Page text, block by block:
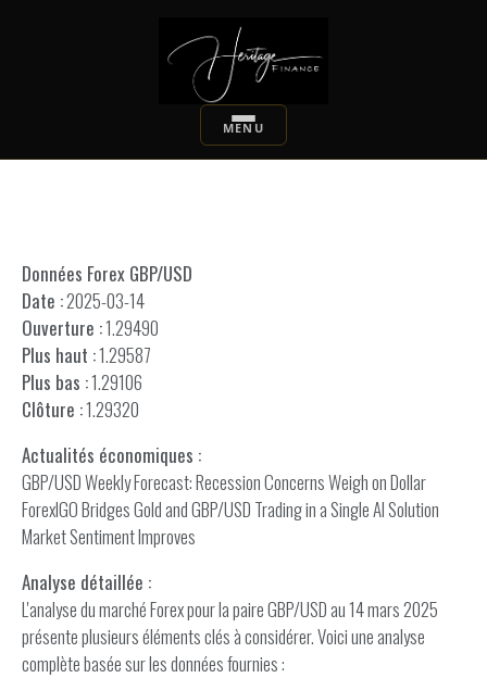
Données Forex GBP/USD
Date :2025-03-14
Ouverture :1.29490
Plus haut :1.29587
Plus bas :1.29106
Clôture :1.29320
Actualités économiques :
GBP/USD Weekly Forecast: Recession Concerns Weigh on Dollar
ForexIGO Bridges Gold and GBP/USD Trading in a Single AI Solution
Market Sentiment Improves
Analyse détaillée :
L'analyse du marché Forex pour la paire GBP/USD au 14 mars 2025
présente plusieurs éléments clés à considérer. Voici une analyse
complète basée sur les données fournies :